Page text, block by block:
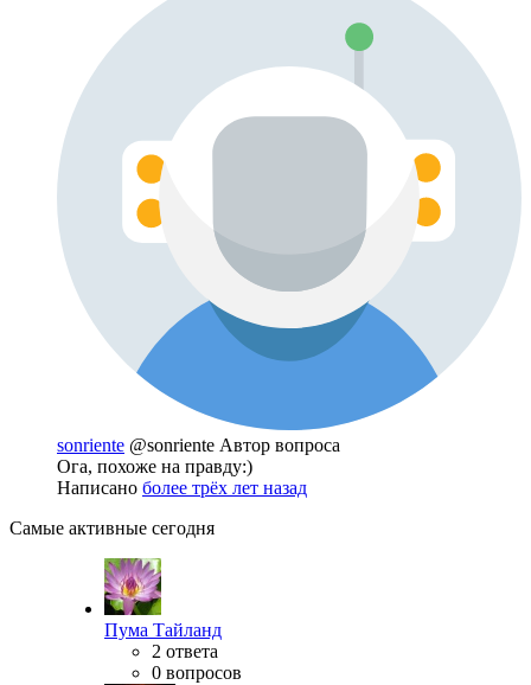
sonriente @sonriente Автор вопроса
Ога, похоже на правду:)
Написано более трёх лет назад
Самые активные сегодня
Пума Тайланд
2 ответа
0 вопросов